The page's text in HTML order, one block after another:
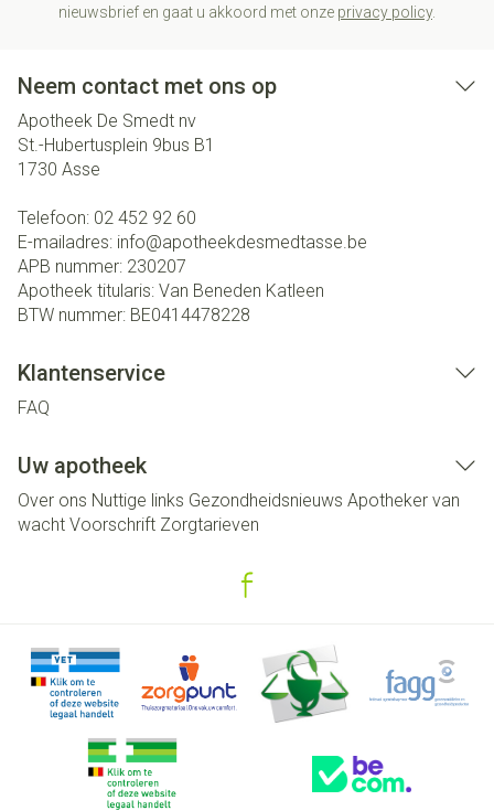
nieuwsbrief en gaat u akkoord met onze privacy policy.
Neem contact met ons op
Apotheek De Smedt nv
St.-Hubertusplein 9bus B1
1730 Asse
Telefoon: 02 452 92 60
E-mailadres: info@apotheekdesmedtasse.be
APB nummer: 230207
Apotheek titularis: Van Beneden Katleen
BTW nummer: BE0414478228
Klantenservice
FAQ
Uw apotheek
Over ons Nuttige links Gezondheidsnieuws Apotheker van
wacht Voorschrift Zorgtarieven